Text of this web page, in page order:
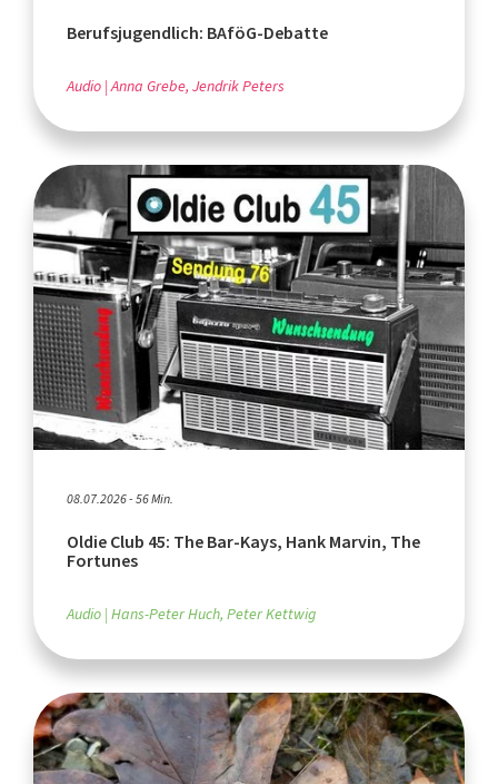
Berufsjugendlich: BAföG-Debatte
Audio Anna Grebe, Jendrik Peters
08.07.2026 - 56 Min.
Oldie Club 45: The Bar-Kays, Hank Marvin, The
Fortunes
Audio Hans-Peter Huch, Peter Kettwig